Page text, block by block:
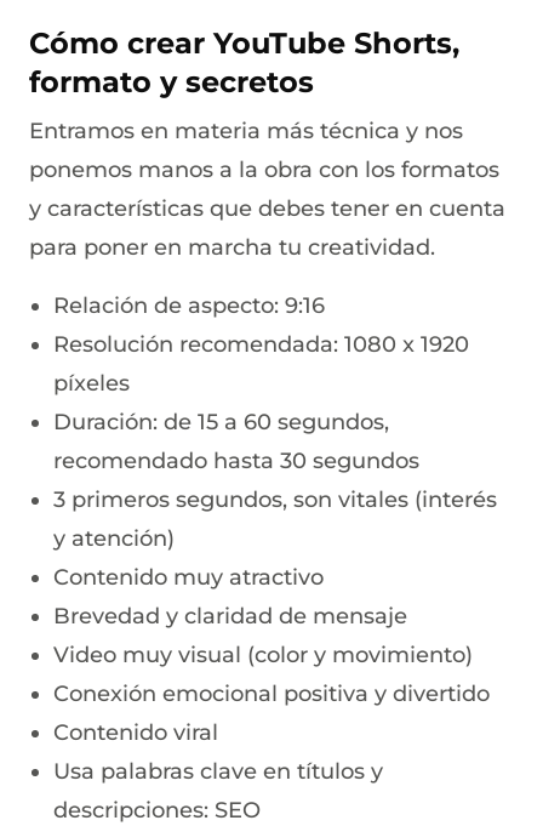
Cómo crear YouTube Shorts,
formato y secretos
Entramos en materia más técnica y nos
ponemos manos a la obra con los formatos
y características que debes tener en cuenta
para poner en marcha tu creatividad.
Relación de aspecto: 9:16
Resolución recomendada: 1080 x 1920
píxeles
Duración: de 15 a 60 segundos,
recomendado hasta 30 segundos
3 primeros segundos, son vitales (interés
y atención)
Contenido muy atractivo
Brevedad y claridad de mensaje
Video muy visual (color y movimiento)
Conexión emocional positiva y divertido
Contenido viral
Usa palabras clave en títulos y
descripciones: SEO